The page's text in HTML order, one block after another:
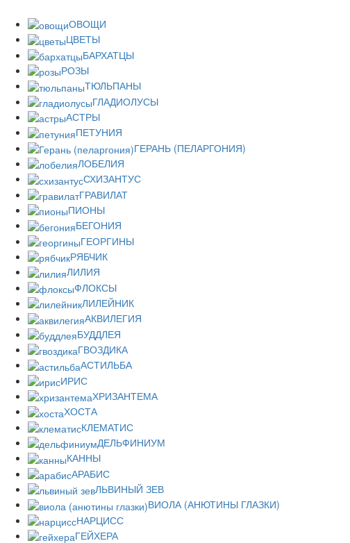
ОВОЩИ
ЦВЕТЫ
БАРХАТЦЫ
РОЗЫ
ТЮЛЬПАНЫ
ГЛАДИОЛУСЫ
АСТРЫ
ПЕТУНИЯ
ГЕРАНЬ (ПЕЛАРГОНИЯ)
ЛОБЕЛИЯ
СХИЗАНТУС
ГРАВИЛАТ
ПИОНЫ
БЕГОНИЯ
ГЕОРГИНЫ
РЯБЧИК
ЛИЛИЯ
ФЛОКСЫ
ЛИЛЕЙНИК
АКВИЛЕГИЯ
БУДДЛЕЯ
ГВОЗДИКА
АСТИЛЬБА
ИРИС
ХРИЗАНТЕМА
ХОСТА
КЛЕМАТИС
ДЕЛЬФИНИУМ
КАННЫ
АРАБИС
ЛЬВИНЫЙ ЗЕВ
ВИОЛА (АНЮТИНЫ ГЛАЗКИ)
НАРЦИСС
ГЕЙХЕРА